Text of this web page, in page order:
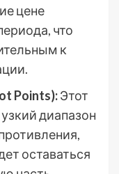
цене
что
к
Points):Этот
диапазон
оставаться